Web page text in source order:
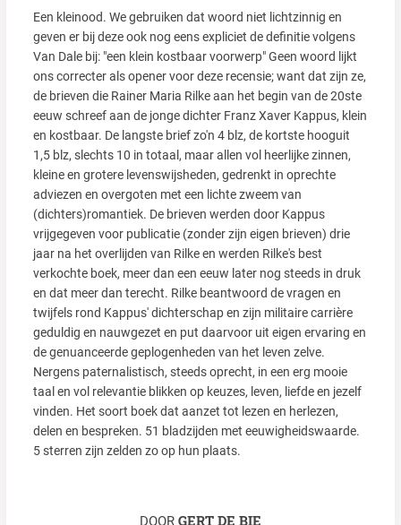
Een kleinood. We gebruiken dat woord niet lichtzinnig en
geven er bij deze ook nog eens expliciet de definitie volgens
Van Dale bij: "een klein kostbaar voorwerp" Geen woord lijkt
ons correcter als opener voor deze recensie; want dat zijn ze,
de brieven die Rainer Maria Rilke aan het begin van de 20ste
eeuw schreef aan de jonge dichter Franz Xaver Kappus, klein
en kostbaar. De langste brief zo'n 4 blz, de kortste hooguit
1,5 blz, slechts 10 in totaal, maar allen vol heerlijke zinnen,
kleine en grotere levenswijsheden, gedrenkt in oprechte
adviezen en overgoten met een lichte zweem van
(dichters)romantiek. De brieven werden door Kappus
vrijgegeven voor publicatie (zonder zijn eigen brieven) drie
jaar na het overlijden van Rilke en werden Rilke's best
verkochte boek, meer dan een eeuw later nog steeds in druk
en dat meer dan terecht. Rilke beantwoord de vragen en
twijfels rond Kappus' dichterschap en zijn militaire carrière
geduldig en nauwgezet en put daarvoor uit eigen ervaring en
de genuanceerde geplogenheden van het leven zelve.
Nergens paternalistisch, steeds oprecht, in een erg mooie
taal en vol relevantie blikken op keuzes, leven, liefde en jezelf
vinden. Het soort boek dat aanzet tot lezen en herlezen,
delen en bespreken. 51 bladzijden met eeuwigheidswaarde.
5 sterren zijn zelden zo op hun plaats.
DOOR GERT DE BIE